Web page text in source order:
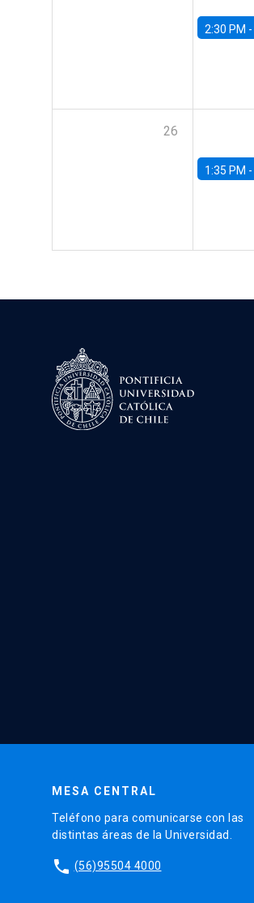
2:30 PM -
26
1:35 PM -
MESA CENTRAL
Teléfono para comunicarse con las
distintas áreas de la Universidad.
phone (56)95504 4000